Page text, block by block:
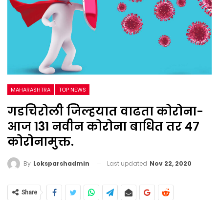
MAHARASHTRA TOP NEWS
गडचिरोली जिल्हयात वाढता कोरोना-
आज 131 नवीन कोरोना बाधित तर 47
कोरोनामुक्त.
By Loksparshadmin Last updated Nov 22, 2020
Share